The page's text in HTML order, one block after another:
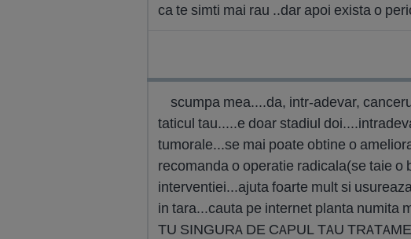
ca te simti mai rau ..dar apoi exista o
scumpa mea....da, intr-adevar,
taticul tau.....e doar stadiul
tumorale...se mai poate obtine o
recomanda o operatie radicala(se taie
interventiei...ajuta foarte mult si
in tara...cauta pe internet planta numita
TU SINGURA DE CAPUL TAU